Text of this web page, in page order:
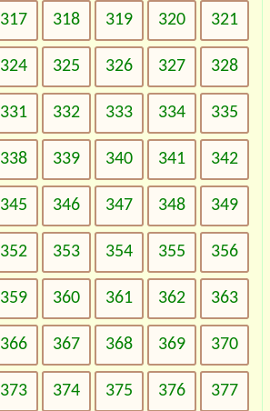
317 318 319 320 321
324 325 326 327 328
331 332 333 334 335
338 339 340 341 342
345 346 347 348 349
352 353 354 355 356
359 360 361 362 363
366 367 368 369 370
373 374 375 376 377